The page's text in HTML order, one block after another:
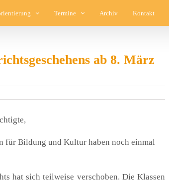
Termine Archiv Kontakt
ab 8. März
für Bil­dung und Kul­tur haben noch ein­mal
hat sich teil­wei­se ver­scho­ben. Die Klas­sen